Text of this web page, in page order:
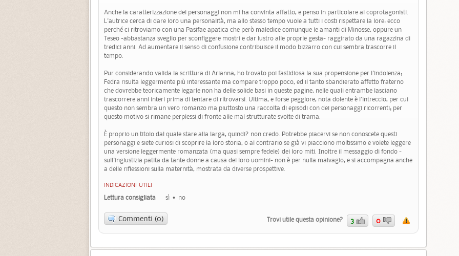
Anche la caratterizzazione dei personaggi non mi ha convinta affatto, e penso in particolare ai coprotagonisti.
L'autrice cerca di dare loro una personalità, ma allo stesso tempo vuole a tutti i costi rispettare la lore: ecco
perché ci ritroviamo con una Pasifae apatica che però maledice comunque le amanti di Minosse, oppure un
Teseo -abbastanza sveglio per sconfiggere mostri e dar lustro alle proprie gesta- raggirato da una ragazzina di
tredici anni. Ad aumentare il senso di confusione contribuisce il modo bizzarro con cui sembra trascorre il
tempo.
Pur considerando valida la scrittura di Arianna, ho trovato poi fastidiosa la sua propensione per l'indolenza;
Fedra risulta leggermente più interessante ma compare troppo poco, ed il tanto sbandierato affetto fraterno
che dovrebbe teoricamente legarle non ha delle solide basi in queste pagine, nelle quali entrambe lasciano
trascorrere anni interi prima di tentare di ritrovarsi. Ultima, e forse peggiore, nota dolente è l'intreccio, per cui
questo non sembra un vero romanzo ma piuttosto una raccolta di episodi con dei personaggi ricorrenti; per
questo motivo si rimane perplessi di fronte alle mal strutturate svolte di trama.
È proprio un titolo dal quale stare alla larga, quindi? non credo. Potrebbe piacervi se non conoscete questi
personaggi e siete curiosi di scoprire la loro storia, o al contrario se già vi piacciono moltissimo e volete leggere
una versione leggermente romanzata (ma quasi sempre fedele) dei loro miti. Inoltre il messaggio di fondo -
sull'ingiustizia patita da tante donne a causa dei loro uomini- non è per nulla malvagio, e si accompagna anche
a delle riflessioni sulla maternità, mostrata da diverse prospettive.
INDICAZIONI UTILI
Lettura consigliata sì no
Commenti (0) Trovi utile questa opinione? 3 0